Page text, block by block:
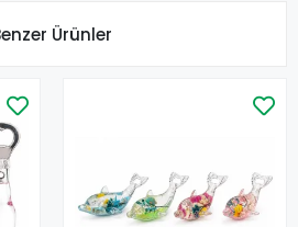
Ürünler